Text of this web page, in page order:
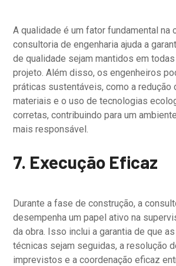
A qualidade é um fator fundamental na
consultoria de engenharia ajuda a
de qualidade sejam mantidos em
projeto. Além disso, os engenheiros
práticas sustentáveis, como a redução
materiais e o uso de tecnologias
corretas, contribuindo para um
mais responsável.
7. Execução Eficaz
Durante a fase de construção, a
desempenha um papel ativo na
da obra. Isso inclui a garantia de que
técnicas sejam seguidas, a resolução
imprevistos e a coordenação eficaz